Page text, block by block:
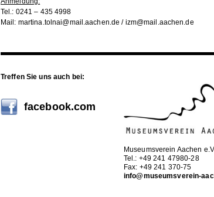
Tel.: 0241 – 435 4998
Mail: martina.tolnai@mail.aachen.de / izm@mail.aachen.de
Treffen Sie uns auch bei:
facebook.com
Museumsverein Aachen
Tel.: +49 241 47980-28
Fax: +49 241 370-75
info@museumsverein-